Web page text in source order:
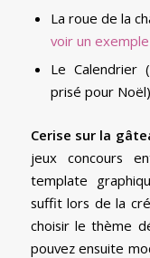
La roue de la
voir un exemple
Le Calendrier
prisé pour
Cerise sur la
jeux concours
template
suffit lors de la
choisir le thème
pouvez ensuite